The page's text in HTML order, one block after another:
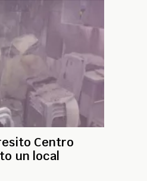
Centro
un local